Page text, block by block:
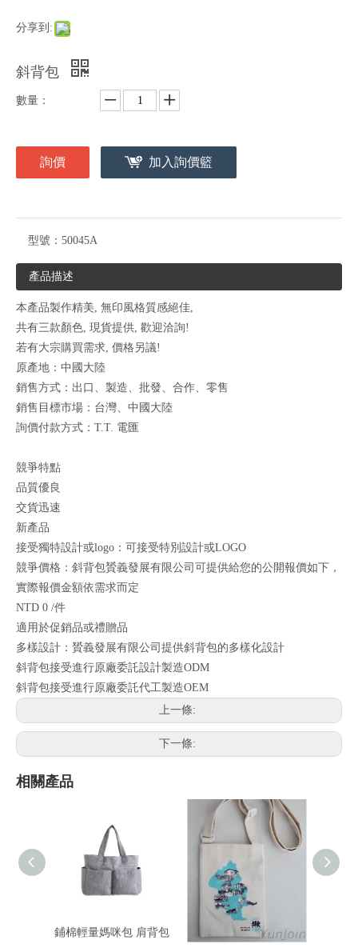
分享到:
斜背包
數量：
詢價 加入詢價籃
型號： 50045A
產品描述
本產品製作精美, 無印風格質感絕佳,
共有三款顏色, 現貨提供, 歡迎洽詢!
若有大宗購買需求, 價格另議!
原產地：中國大陸
銷售方式：出口、製造、批發、合作、零售
銷售目標市場：台灣、中國大陸
詢價付款方式：T.T. 電匯
競爭特點
品質優良
交貨迅速
新產品
接受獨特設計或logo：可接受特別設計或LOGO
競爭價格：斜背包贇義發展有限公司可提供給您的公開報價如下，
實際報價金額依需求而定
NTD 0 /件
適用於促銷品或禮贈品
多樣設計：贇義發展有限公司提供斜背包的多樣化設計
斜背包接受進行原廠委託設計製造ODM
斜背包接受進行原廠委託代工製造OEM
上一條:
下一條:
相關產品
鋪棉輕量媽咪包 肩背包 旅遊輕便斜背袋